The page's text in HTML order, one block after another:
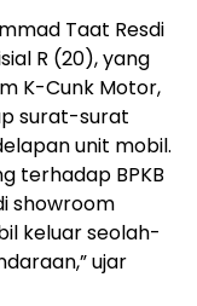
Taat Resdi
R (20), yang
K-Cunk Motor,
surat-surat
unit mobil.
terhadap BPKB
showroom
keluar seolah-
ujar